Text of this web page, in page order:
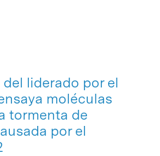
liderado por el
moléculas
tormenta de
por el